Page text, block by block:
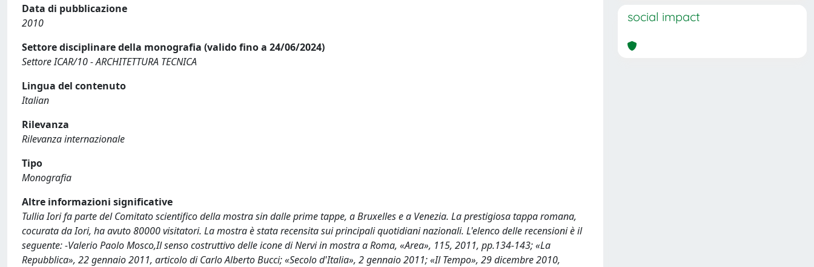
Data di pubblicazione
2010
Settore disciplinare della monografia (valido fino a 24/06/2024)
Settore ICAR/10 - ARCHITETTURA TECNICA
Lingua del contenuto
Italian
Rilevanza
Rilevanza internazionale
Tipo
Monografia
Altre informazioni significative
Tullia Iori fa parte del Comitato scientifico della mostra sin dalle prime tappe, a Bruxelles e a Venezia. La prestigiosa tappa romana,
cocurata da Iori, ha avuto 80000 visitatori. La mostra è stata recensita sui principali quotidiani nazionali. L'elenco delle recensioni è il
seguente: -Valerio Paolo Mosco,Il senso costruttivo delle icone di Nervi in mostra a Roma, «Area», 115, 2011, pp.134-143; «La
Repubblica», 22 gennaio 2011, articolo di Carlo Alberto Bucci; «Secolo d'Italia», 2 gennaio 2011; «Il Tempo», 29 dicembre 2010,
social impact